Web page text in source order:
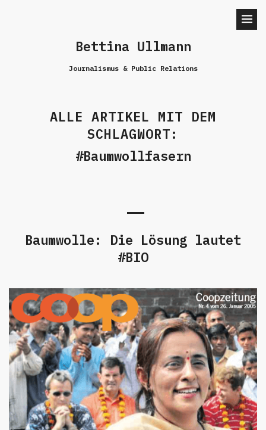
Bettina Ullmann
Journalismus & Public Relations
ALLE ARTIKEL MIT DEM
SCHLAGWORT:
Baumwollfasern
Baumwolle: Die Lösung lautet
#BIO